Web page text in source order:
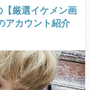
厳選イケメン画
アカウント紹介